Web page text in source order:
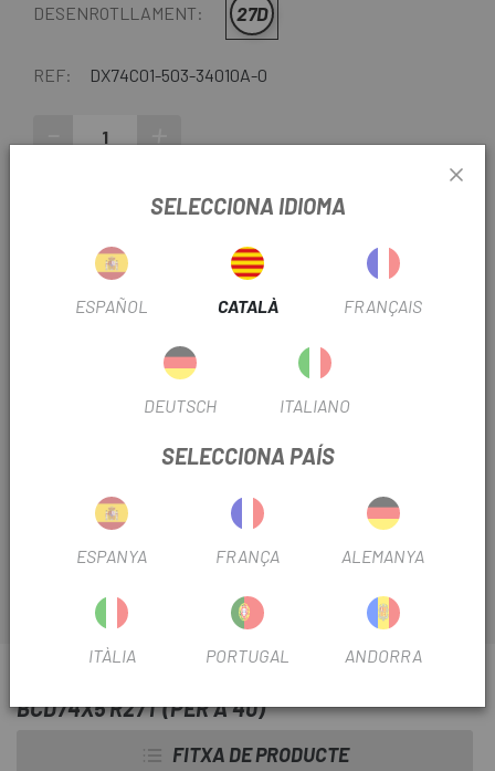
DESENROTLLAMENT: 27D
REF: DX74C01-503-34010A-0
- +
AFEGEIX A LA CISTELLA
ENTREGA EN 48 HORES
Excepte darreres unitats o productes en liquidació.
Consulteu els temps de lliurament estimats en triar el
mètode d'enviament.
Darreres unitats en estoc
Tots els components i recanvis que necessitis per al bon
funcionament de la teva bicicleta els tens a
Escapa ,
Plat Rotor Interior BCD74x5 r27t (per 40)
BCD74X5 R27T (PER A 40)
FITXA DE PRODUCTE
SELECCIONA IDIOMA
ESPAÑOL CATALÀ FRANÇAIS
DEUTSCH ITALIANO
SELECCIONA PAÍS
ESPANYA FRANÇA ALEMANYA
ITÀLIA PORTUGAL ANDORRA